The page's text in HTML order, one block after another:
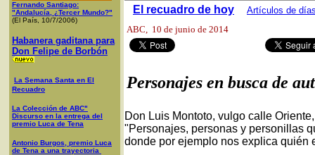
Fernando Santiago:
"Andalucía, ¿Tercer Mundo?"
(El País, 10/7/2006)
Habanera gaditana para
Don Felipe de Borbón
La Semana Santa en El
Recuadro
La Colección de ABC"
Discurso en la entrega del
premio Luca de Tena
Antonio Burgos, premio Luca
de Tena a una trayectoria
El recuadro de hoy Artículos de
ABC, 10 de junio de 2014
Personajes en busca de
Don Luis Montoto, vulgo calle
"Personajes, personas y personillas
donde por ejemplo nos explica quién